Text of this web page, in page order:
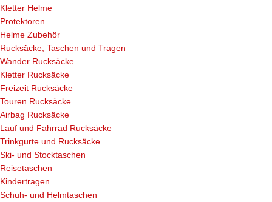
Kletter Helme
Protektoren
Helme Zubehör
Rucksäcke, Taschen und Tragen
Wander Rucksäcke
Kletter Rucksäcke
Freizeit Rucksäcke
Touren Rucksäcke
Airbag Rucksäcke
Lauf und Fahrrad Rucksäcke
Trinkgurte und Rucksäcke
Ski- und Stocktaschen
Reisetaschen
Kindertragen
Schuh- und Helmtaschen